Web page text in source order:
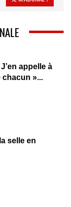
appelle à
chacun »...
selle en